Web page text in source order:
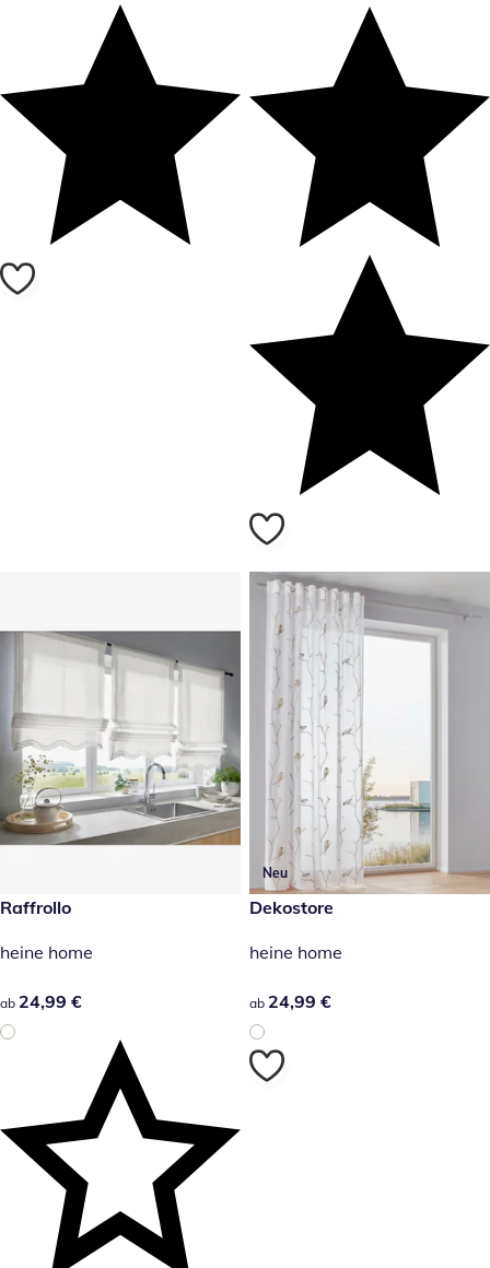
24,99 €
Raffrollo
heine home
24,99 €
ab 24,99 €
Neu
24,99 €
Dekostore
heine home
24,99 €
ab 24,99 €